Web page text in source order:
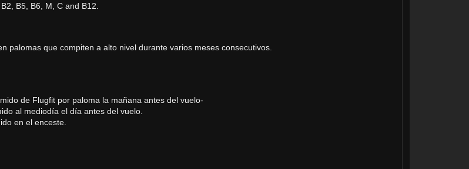
B5, B6, M, C and B12.
palomas que compiten a alto nivel durante varios meses consecutivos.
de Flugfit por paloma la mañana antes del vuelo-
al mediodía el día antes del vuelo.
en el enceste.